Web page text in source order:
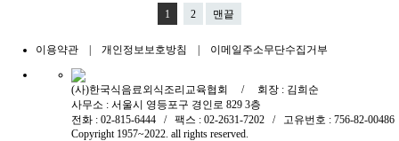
1 2 맨끝
이용약관 개인정보보호방침 이메일주소무단수집거부
(사)한국식음료외식조리교육협회 / 회장 : 김희순
사무소 : 서울시 영등포구 경인로 829 3층
전화 : 02-815-6444 / 팩스 : 02-2631-7202 / 고유번호 : 756-82-00486
Copyright 1957~2022. all rights reserved.